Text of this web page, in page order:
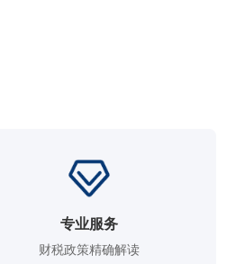
专业服务
财税政策精确解读